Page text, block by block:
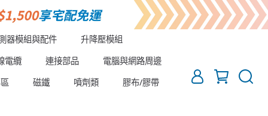
器模組與配件
升降壓模組
電纜
連接部品
電腦與網路周邊
磁鐵 噴劑類 膠布/膠帶